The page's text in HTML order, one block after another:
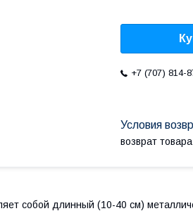
+7 (707) 814-
возврат
собой длинный (10-40 см)